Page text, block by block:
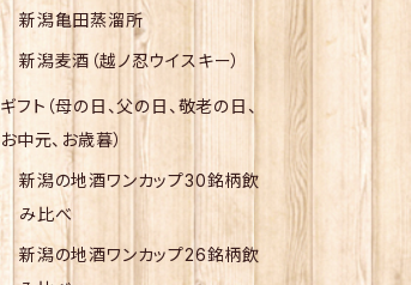
新潟亀田蒸溜所
新潟麦酒（越ノ忍ウイスキー）
ギフト（母の日、父の日、敬老の日、
お中元、お歳暮）
新潟の地酒ワンカップ30銘柄飲
み比べ
新潟の地酒ワンカップ26銘柄飲